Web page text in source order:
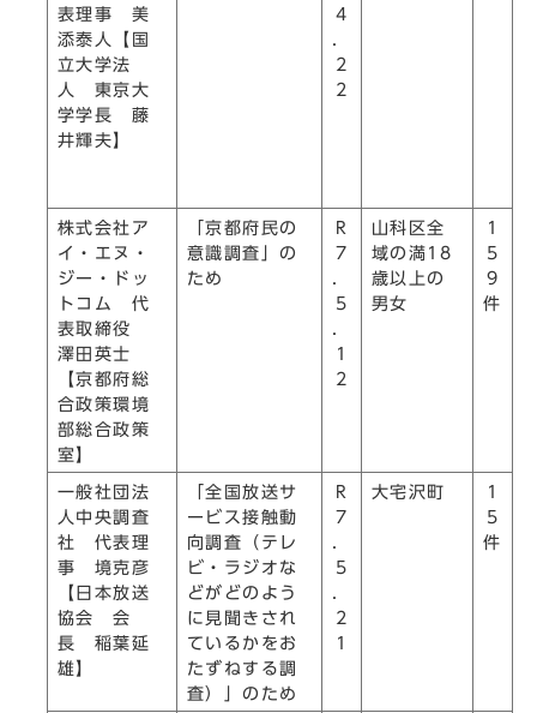
表理事 美
添泰人【国
立大学法
人 東京大
学学長 藤
井輝夫】
4
．
2
2
株式会社ア
イ・エヌ・
ジー・ドッ
トコム 代
表取締役
澤田英士
【京都府総
合政策環境
部総合政策
室】
「京都府民の
意識調査」の
ため
R
7
．
5
．
1
2
山科区全
域の満18
歳以上の
男女
1
5
9
件
一般社団法
人中央調査
社 代表理
事 境克彦
【日本放送
協会 会
長 稲葉延
雄】
「全国放送サ
ービス接触動
向調査（テレ
ビ・ラジオな
どがどのよう
に見聞きされ
ているかをお
たずねする調
査）」のため
R
7
．
5
．
2
1
大宅沢町
1
5
件